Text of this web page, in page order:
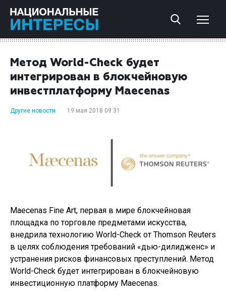
Метод World-Check будет
интегрирован в блокчейновую
инвестплатформу Maecenas
Другие новости 19 мая 2018 09:31
Maecenas Fine Art, первая в мире блокчейновая
площадка по торговле предметами искусства,
внедрила технологию World-Check от Thomson Reuters
в целях соблюдения требований «дью-дилидженс» и
устранения рисков финансовых преступлений. Метод
World-Check будет интегрирован в блокчейновую
инвестиционную платформу Maecenas.